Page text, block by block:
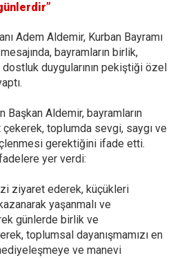
Adem Aldemir, Kurban Bayramı
bayramların birlik,
duygularının pekiştiği özel
Başkan Aldemir, bayramların
toplumda sevgi, saygı ve
gerektiğini ifade etti.
yer verdi:
ziyaret ederek, küçükleri
yaşanmalı ve
günlerde birlik ve
toplumsal dayanışmamızı en
ve manevi